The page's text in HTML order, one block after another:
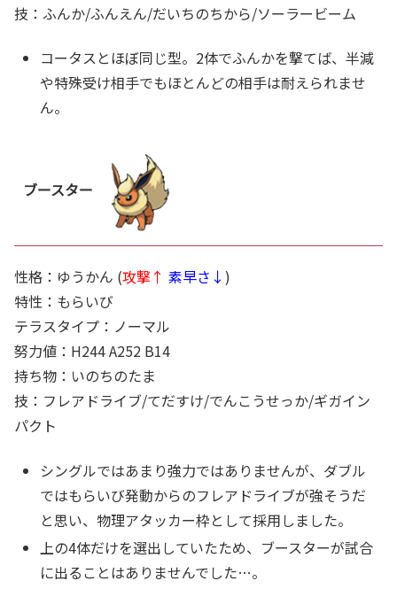
技：ふんか/ふんえん/だいちのちから/ソーラービーム
コータスとほぼ同じ型。2体でふんかを撃てば、半減
や特殊受け相手でもほとんどの相手は耐えられませ
ん。
ブースター
性格：ゆうかん (攻撃↑ 素早さ↓ )
特性：もらいび
テラスタイプ：ノーマル
努力値：H244 A252 B14
持ち物：いのちのたま
技：フレアドライブ/てだすけ/でんこうせっか/ギガイン
パクト
シングルではあまり強力ではありませんが、ダブル
ではもらいび発動からのフレアドライブが強そうだ
と思い、物理アタッカー枠として採用しました。
上の4体だけを選出していたため、ブースターが試合
に出ることはありませんでした…。